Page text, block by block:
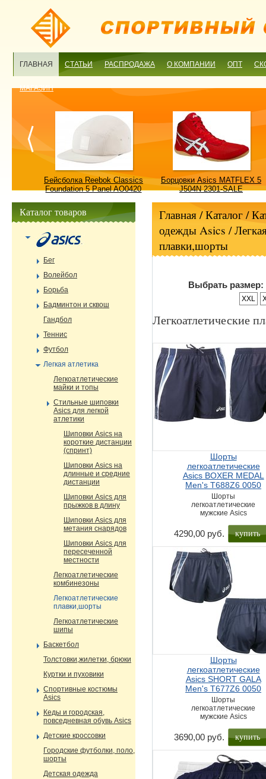
ГЛАВНАЯ СТАТЬИ РАСПРОДАЖА О КОМПАНИИ ОПТ
МАГАЗИН
Бейсболка Reebok Classics
Foundation 5 Panel AO0420
Борцовки Asics MATFLEX 5
J504N 2301-SALE
Главная/ Каталог /
одежды Asics /
плавки,шорты
Выбрать размер:
XXL
Легкоатлетические
Шорты
легкоатлетические
Asics BOXER MEDAL
Men's T688Z6 0050
Шорты
легкоатлетические
мужские Asics
4290,00 руб. купить
Шорты
легкоатлетические
Asics SHORT GALA
Men's T677Z6 0050
Шорты
легкоатлетические
мужские Asics
3690,00 руб. купить
Каталог товаров
Бег
Волейбол
Борьба
Бадминтон и сквош
Гандбол
Теннис
Футбол
Легкая атлетика
Легкоатлетические
майки и топы
Стильные шиповки
Asics для легкой
атлетики
Шиповки Asics на
короткие дистанции
(спринт)
Шиповки Asics на
длинные и средние
дистанции
Шиповки Asics для
прыжков в длину
Шиповки Asics для
метания снарядов
Шиповки Asics для
пересеченной
местности
Легкоатлетические
комбинезоны
Легкоатлетические
плавки,шорты
Легкоатлетические
шипы
Баскетбол
Толстовки,жилетки, брюки
Куртки и пуховики
Спортивные костюмы
Asics
Кеды и городская,
повседневная обувь Asics
Детские кроссовки
Городские футболки, поло,
шорты
Детская одежда